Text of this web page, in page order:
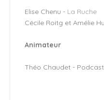
Elise Chenu - La Ruche
Cécile Roitg et Amélie
Animateur
Théo Chaudet - Podcast